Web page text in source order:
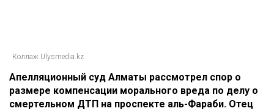
Коллаж Ulysmedia.kz
Апелляционный суд Алматы рассмотрел спор о
размере компенсации морального вреда по делу о
смертельном ДТП на проспекте аль-Фараби. Отец